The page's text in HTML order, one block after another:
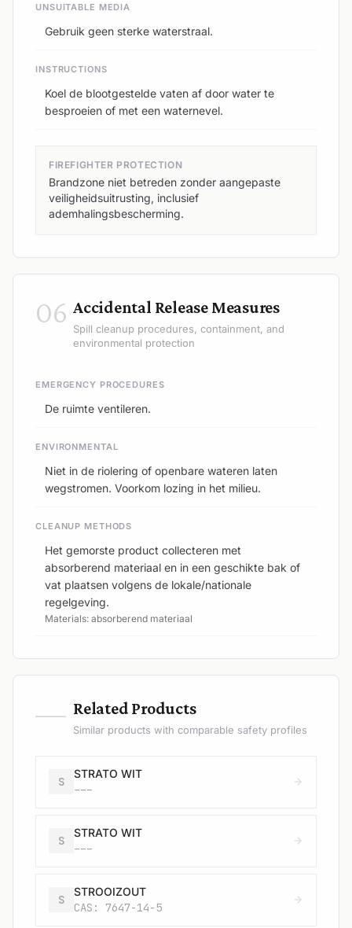
UNSUITABLE MEDIA
Gebruik geen sterke waterstraal.
INSTRUCTIONS
Koel de blootgestelde vaten af door water te
besproeien of met een waternevel.
FIREFIGHTER PROTECTION
Brandzone niet betreden zonder aangepaste
veiligheidsuitrusting, inclusief
ademhalingsbescherming.
06 Accidental Release Measures
Spill cleanup procedures, containment, and
environmental protection
EMERGENCY PROCEDURES
De ruimte ventileren.
ENVIRONMENTAL
Niet in de riolering of openbare wateren laten
wegstromen. Voorkom lozing in het milieu.
CLEANUP METHODS
Het gemorste product collecteren met
absorberend materiaal en in een geschikte bak of
vat plaatsen volgens de lokale/nationale
regelgeving.
Materials: absorberend materiaal
— Related Products
Similar products with comparable safety profiles
S
STRATO WIT
---
S
STRATO WIT
---
S
STROOIZOUT
CAS: 7647-14-5